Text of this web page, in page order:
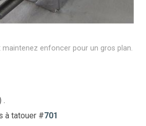
enfoncer pour un gros plan.
.
à tatouer #701